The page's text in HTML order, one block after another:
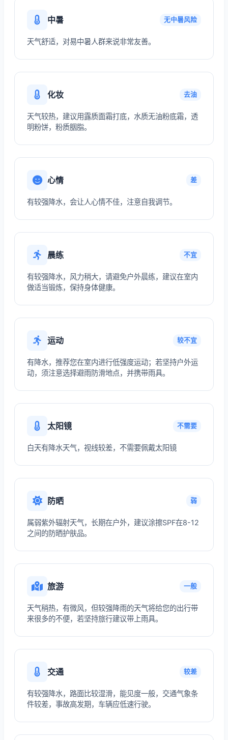
中暑 无中暑风险
天气舒适，对易中暑人群来说非常友善。
化妆 去油
天气较热，建议用露质面霜打底，水质无油粉底霜，透
明粉饼，粉质胭脂。
心情 差
有较强降水，会让人心情不佳，注意自我调节。
晨练 不宜
有较强降水，风力稍大，请避免户外晨练，建议在室内
做适当锻炼，保持身体健康。
运动 较不宜
有降水，推荐您在室内进行低强度运动；若坚持户外运
动，须注意选择避雨防滑地点，并携带雨具。
太阳镜 不需要
白天有降水天气，视线较差，不需要佩戴太阳镜
防晒 弱
属弱紫外辐射天气，长期在户外，建议涂擦SPF在8-12
之间的防晒护肤品。
旅游 一般
天气稍热，有微风，但较强降雨的天气将给您的出行带
来很多的不便，若坚持旅行建议带上雨具。
交通 较差
有较强降水，路面比较湿滑，能见度一般，交通气象条
件较差，事故高发期，车辆应低速行驶。